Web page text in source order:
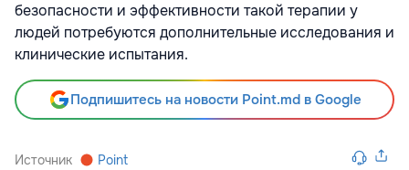
безопасности и эффективности такой терапии у
людей потребуются дополнительные исследования и
клинические испытания.
Подпишитесь на новости Point.md в Google
Источник Point